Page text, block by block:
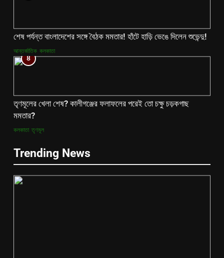
শেষ পর্যন্ত বাংলাদেশের সঙ্গে বৈঠক মমতার! হাঁটে হাড়ি ভেঙে দিলেন শুভেন্দু!
আন্তর্জাতিক কলকাতা
8
তৃণমূলের খেলা শেষ? কালীগঞ্জের ফলাফলের পরেই তো চক্ষু চড়কগাছ
মমতার?
কলকাতা তৃণমূল
Trending News